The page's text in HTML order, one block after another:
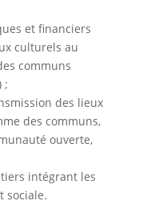
et financiers
culturels au
communs
;
des lieux
des communs,
ouverte,
intégrant les
sociale.